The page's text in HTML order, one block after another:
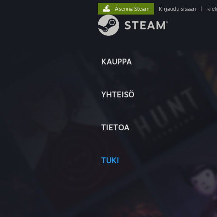
KAUPPA
YHTEISÖ
TIETOA
TUKI
Asenna Steam Kirjaudu sisään kieli